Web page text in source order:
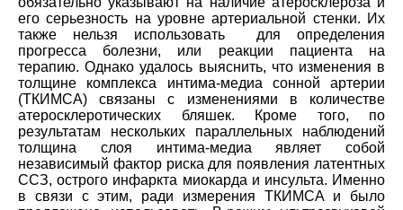
его серьезность на уровне артериальной стенки. Их
также нельзя использовать для определения
прогресса болезни, или реакции пациента на
терапию. Однако удалось выяснить, что изменения в
толщине комплекса интима-медиа сонной артерии
(ТКИМСА) связаны с изменениями в количестве
атеросклеротических бляшек. Кроме того, по
результатам нескольких параллельных наблюдений
толщина слоя интима-медиа являет собой
независимый фактор риска для появления латентных
ССЗ, острого инфаркта миокарда и инсульта. Именно
в связи с этим, ради измерения ТКИМСА и было